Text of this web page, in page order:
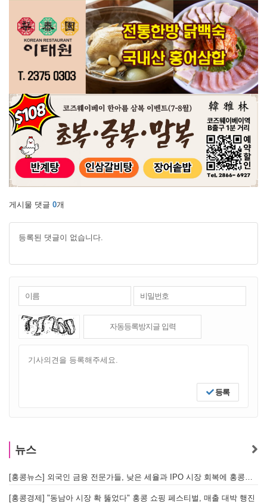
게시물 댓글 0개
등록된 댓글이 없습니다.
등록
뉴스
[홍콩경제] "동남아 시장 확 뚫었다" 홍콩 쇼핑 페스티벌, 매출 대박 행진